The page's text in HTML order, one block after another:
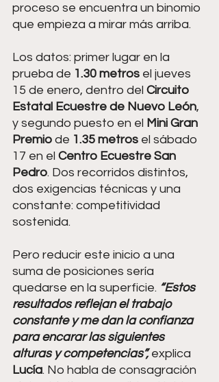
proceso se encuentra un binomio
que empieza a mirar más arriba.
Los datos: primer lugar en la
prueba de 1.30 metros el jueves
15 de enero, dentro del Circuito
Estatal Ecuestre de Nuevo León,
y segundo puesto en el Mini Gran
Premio de 1.35 metros el sábado
17 en el Centro Ecuestre San
Pedro. Dos recorridos distintos,
dos exigencias técnicas y una
constante: competitividad
sostenida.
Pero reducir este inicio a una
suma de posiciones sería
quedarse en la superficie. “Estos
resultados reflejan el trabajo
constante y me dan la confianza
para encarar las siguientes
alturas y competencias”, explica
Lucía. No habla de consagración